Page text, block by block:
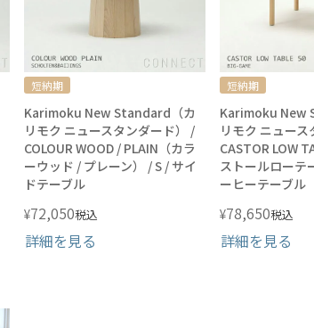
短納期
Karimoku New Standard（カ
リモク ニュースタンダード） /
COLOUR WOOD / PLAIN（カラ
ーウッド / プレーン） / S / サイ
ドテーブル
¥72,050税込
詳細を見る
短納期
Karimoku New
リモク ニュー
CASTOR LOW
ストールローテ
ーヒーテーブル
¥78,650税込
詳細を見る